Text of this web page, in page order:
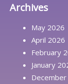
Archives
May 2026
April 2026
February
January